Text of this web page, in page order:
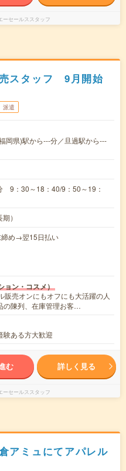
ーセールススタッフ
スタッフ 9月開始
派遣
岡県)駅から---分／旦過駅から---
9：30～18：40/9：50～19：
）
め→翌15日払い
ョン・コスメ）
販売オンにもオフにも大活躍の人
の陳列、在庫管理お客…
験ある方大歓迎
む 詳しく見る
ーセールススタッフ
アミュにてアパレル